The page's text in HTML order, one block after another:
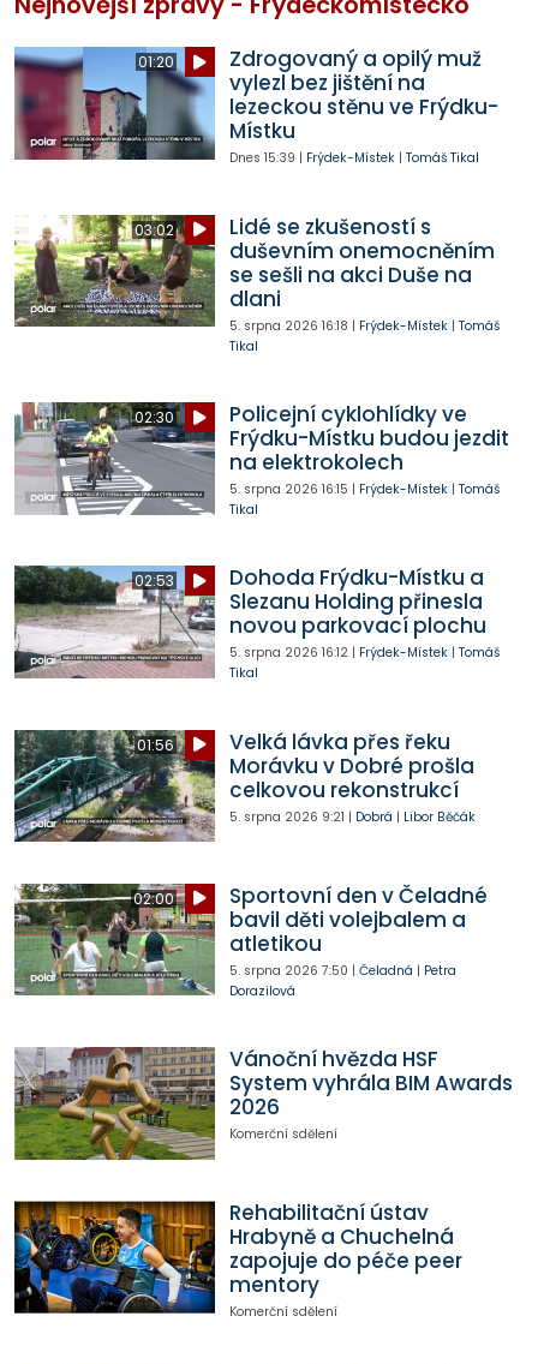
01:20
Zdrogovaný a opilý muž
vylezl bez jištění na
lezeckou stěnu ve Frýdku-
Místku
Dnes 15:39 | Frýdek-Místek| Tomáš Tikal
03:02
Lidé se zkušeností s
duševním onemocněním
se sešli na akci Duše na
dlani
5. srpna 2026 16:18 | Frýdek-Místek| Tomáš
Tikal
02:30
Policejní cyklohlídky ve
Frýdku-Místku budou jezdit
na elektrokolech
5. srpna 2026 16:15 | Frýdek-Místek| Tomáš
Tikal
02:53
Dohoda Frýdku-Místku a
Slezanu Holding přinesla
novou parkovací plochu
5. srpna 2026 16:12| Frýdek-Místek| Tomáš
Tikal
01:56
Velká lávka přes řeku
Morávku v Dobré prošla
celkovou rekonstrukcí
5. srpna 2026 9:21 | Dobrá | Libor Běčák
02:00
Sportovní den v Čeladné
bavil děti volejbalem a
atletikou
5. srpna 2026 7:50 | Čeladná | Petra
Dorazilová
Vánoční hvězda HSF
System vyhrála BIM Awards
2026
Komerční sdělení
Rehabilitační ústav
Hrabyně a Chuchelná
zapojuje do péče peer
mentory
Komerční sdělení